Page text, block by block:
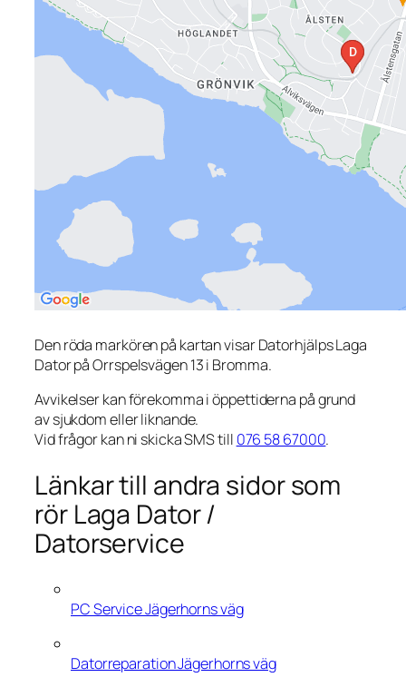
Den röda markören på kartan visar Datorhjälps Laga
Dator på Orrspelsvägen 13 i Bromma.
Avvikelser kan förekomma i öppettiderna på grund
av sjukdom eller liknande.
Vid frågor kan ni skicka SMS till 076 58 67000.
Länkar till andra sidor som
rör Laga Dator /
Datorservice
PC Service Jägerhorns väg
Datorreparation Jägerhorns väg